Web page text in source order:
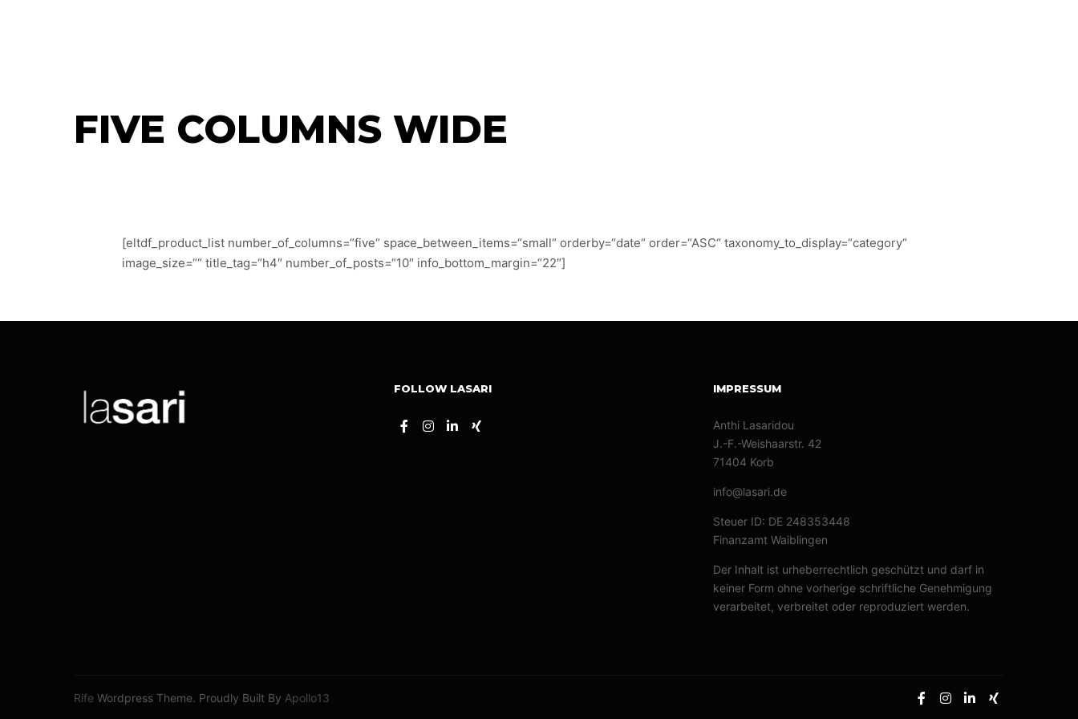
FIVE COLUMNS WIDE
[eltdf_product_list number_of_columns=“five“ space_between_items=“small“ orderby=“date“ order=“ASC“ taxonomy_to_display=“category“
image_size=““ title_tag=“h4″ number_of_posts=“10″ info_bottom_margin=“22″]
FOLLOW LASARI IMPRESSUM
Anthi Lasaridou
J.-F.-Weishaarstr. 42
71404 Korb
info@lasari.de
Steuer ID: DE 248353448
Finanzamt Waiblingen
Der Inhalt ist urheberrechtlich geschützt und darf in
keiner Form ohne vorherige schriftliche Genehmigung
verarbeitet, verbreitet oder reproduziert werden.
Rife Wordpress Theme. Proudly Built By Apollo13